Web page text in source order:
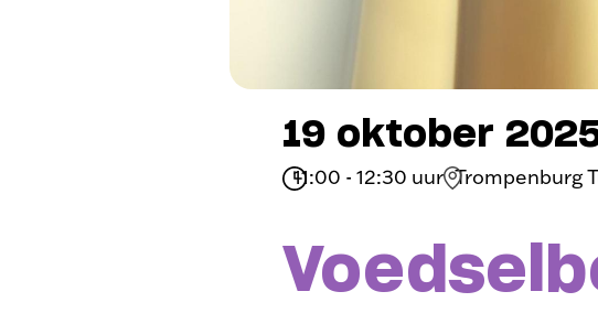
19 oktober
11:00 - 12:30 uur Trompenburg